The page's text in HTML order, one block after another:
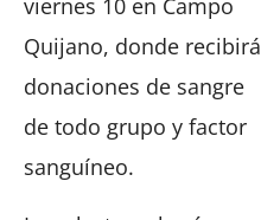
viernes 10 en Campo
Quijano, donde recibirá
donaciones de sangre
de todo grupo y factor
sanguíneo.